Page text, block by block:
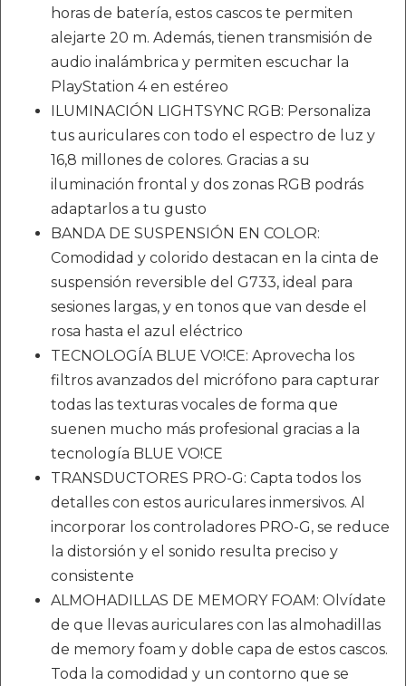
horas de batería, estos cascos te permiten
alejarte 20 m. Además, tienen transmisión de
audio inalámbrica y permiten escuchar la
PlayStation 4 en estéreo
ILUMINACIÓN LIGHTSYNC RGB: Personaliza
tus auriculares con todo el espectro de luz y
16,8 millones de colores. Gracias a su
iluminación frontal y dos zonas RGB podrás
adaptarlos a tu gusto
BANDA DE SUSPENSIÓN EN COLOR:
Comodidad y colorido destacan en la cinta de
suspensión reversible del G733, ideal para
sesiones largas, y en tonos que van desde el
rosa hasta el azul eléctrico
TECNOLOGÍA BLUE VO!CE: Aprovecha los
filtros avanzados del micrófono para capturar
todas las texturas vocales de forma que
suenen mucho más profesional gracias a la
tecnología BLUE VO!CE
TRANSDUCTORES PRO-G: Capta todos los
detalles con estos auriculares inmersivos. Al
incorporar los controladores PRO-G, se reduce
la distorsión y el sonido resulta preciso y
consistente
ALMOHADILLAS DE MEMORY FOAM: Olvídate
de que llevas auriculares con las almohadillas
de memory foam y doble capa de estos cascos.
Toda la comodidad y un contorno que se